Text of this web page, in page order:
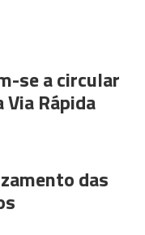
se a circular
Rápida
das